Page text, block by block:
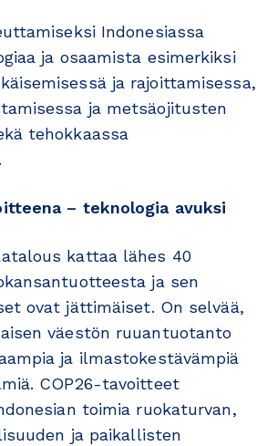
Indonesiassa
ja osaamista esimerkiksi
ja rajoittamisessa,
ja metsäojitusten
tehokkaassa
– teknologia avuksi
kattaa lähes 40
ja sen
ovat jättimäiset. On selvää,
väestön ruuantuotanto
ja ilmastokestävämpiä
COP26-tavoitteet
toimia ruokaturvan,
ja paikallisten